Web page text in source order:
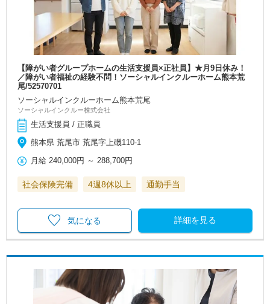
【障がい者グループホームの生活支援員×正社員】★月9日休み！
／障がい者福祉の経験不問！ソーシャルインクルーホーム熊本荒
尾/52570701
ソーシャルインクルーホーム熊本荒尾
ソーシャルインクルー株式会社
生活支援員 / 正職員
熊本県 荒尾市 荒尾字上磯110-1
月給 240,000円 ～ 288,700円
社会保険完備 4週8休以上 通勤手当
詳細を見る
気になる